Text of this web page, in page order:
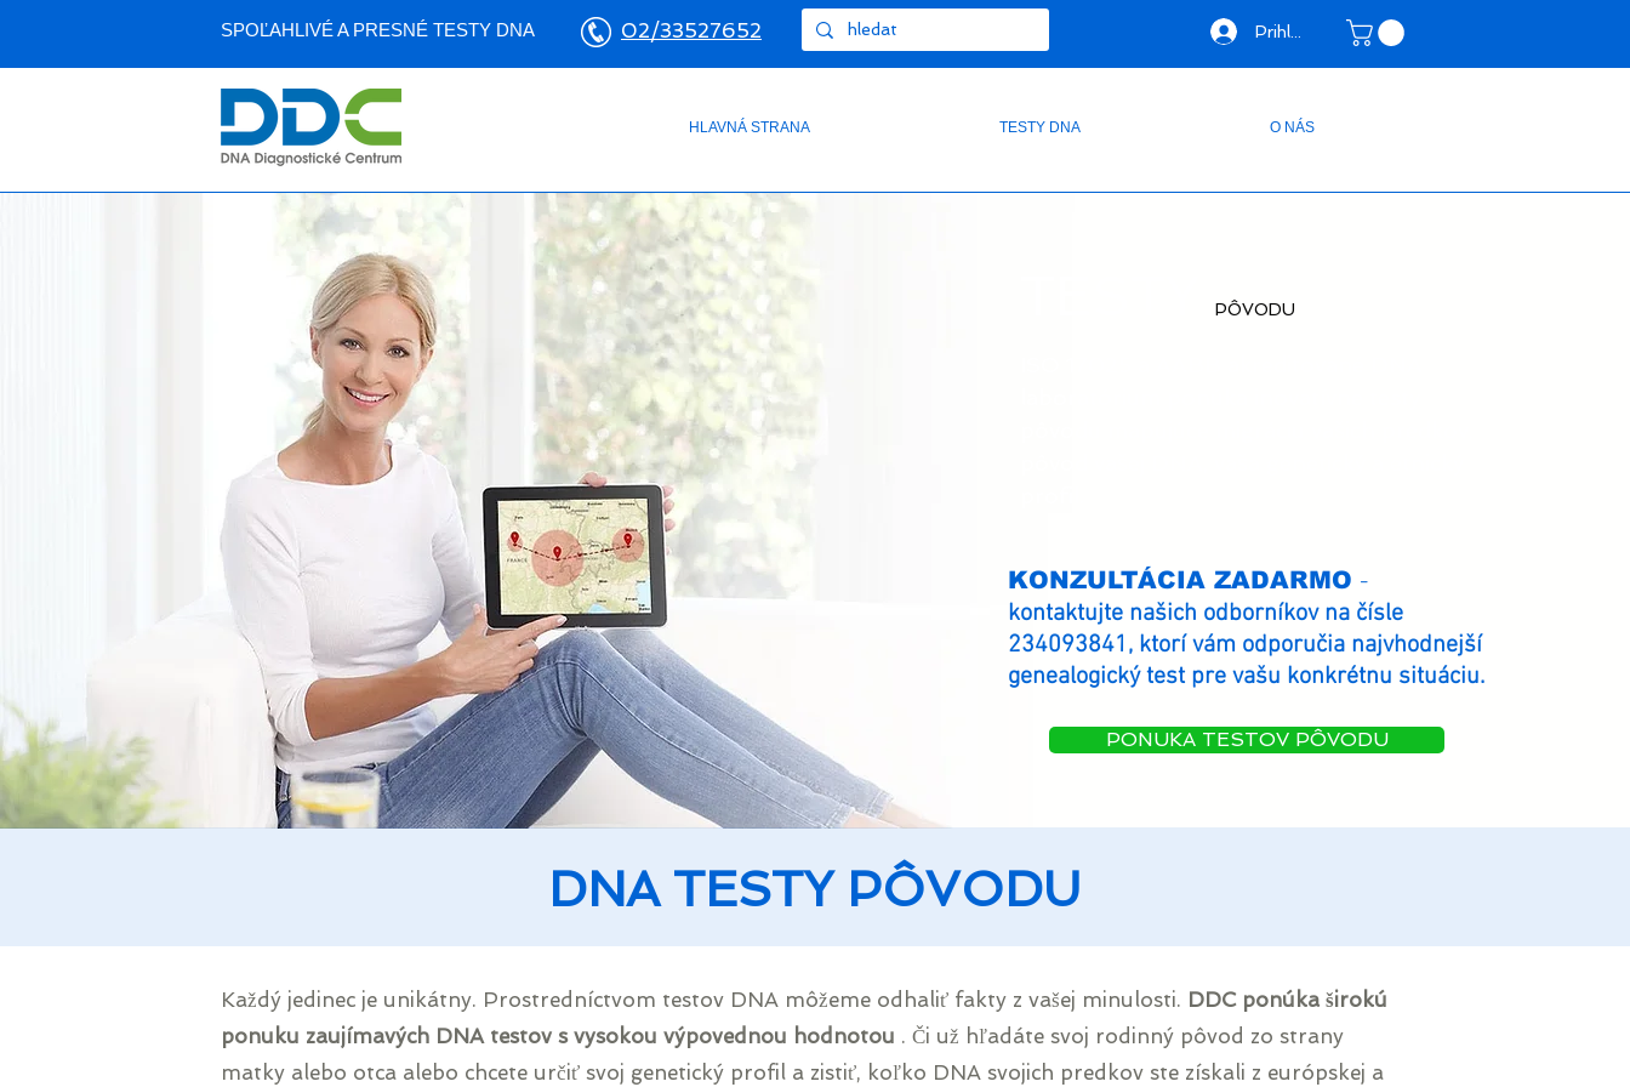
SPOĽAHLIVÉ A PRESNÉ TESTY DNA 02/33527652 Prihlásiť sa
HLAVNÁ STRANA TESTY DNA O NÁS
TESTYPÔVODU
KONZULTÁCIA ZADARMO -
kontaktujte našich odborníkov na čísle
234093841, ktorí vám odporučia najvhodnejší
genealogický test pre vašu konkrétnu situáciu.
PONUKA TESTOV PÔVODU
DNA TESTY PÔVODU
Každý jedinec je unikátny. Prostredníctvom testov DNA môžeme odhaliť fakty z vašej minulosti. DDC ponúka širokú
ponuku zaujímavých DNA testov s vysokou výpovednou hodnotou . Či už hľadáte svoj rodinný pôvod zo strany
matky alebo otca alebo chcete určiť svoj genetický profil a zistiť, koľko DNA svojich predkov ste získali z európskej a